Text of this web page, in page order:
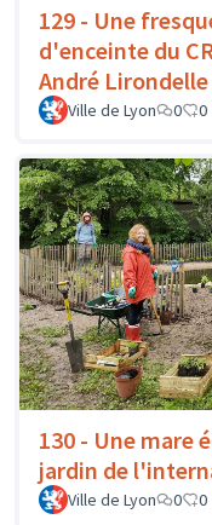
129 - Une
d'enceinte du
André Lirondelle
Ville de Lyon 0 0
130 - Une mare
jardin de
Ville de Lyon 0 0